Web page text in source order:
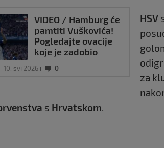
VIDEO / Hamburg će
pamtiti Vuškovića!
Pogledajte ovacije
koje je zadobio
10. svi 2026 0
HSV
za
s Hrvatskom.